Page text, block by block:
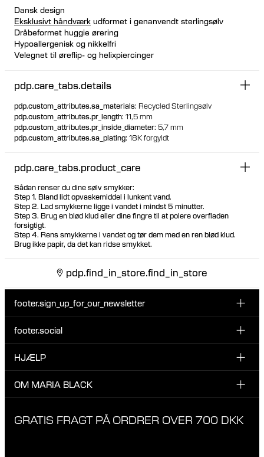
Dansk design
Eksklusivt håndværk udformet i genanvendt sterlingsølv
Dråbeformet huggie ørering
Hypoallergenisk og nikkelfri
Velegnet til øreflip- og helixpiercinger
pdp.care_tabs.details
pdp.custom_attributes.sa_materials: Recycled Sterlingsølv
pdp.custom_attributes.pr_length: 11,5 mm
pdp.custom_attributes.pr_inside_diameter: 5,7 mm
pdp.custom_attributes.sa_plating: 18K forgyldt
pdp.care_tabs.product_care
Sådan renser du dine sølv smykker:
Step 1. Bland lidt opvaskemiddel i lunkent vand.
Step 2. Lad smykkerne ligge i vandet i mindst 5 minutter.
Step 3. Brug en blød klud eller dine fingre til at polere overfladen
forsigtigt.
Step 4. Rens smykkerne i vandet og tør dem med en ren blød klud.
Brug ikke papir, da det kan ridse smykket.
pdp.find_in_store.find_in_store
footer.sign_up_for_our_newsletter
Tilmeld dig vores nyhedsbrev og vær den første til at blive
nyheder fra Maria Black.
footer.social
INSTAGRAM
TIKTOK
HJÆLP
KUNDESERVICE & KONTAKT
LEVERING
OM MARIA BLACK
GRATIS FRAGT PÅ ORDRER OVER 700 DKK